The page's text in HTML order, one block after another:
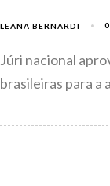
LEANA BERNARDI
Júri nacional
brasileiras para a